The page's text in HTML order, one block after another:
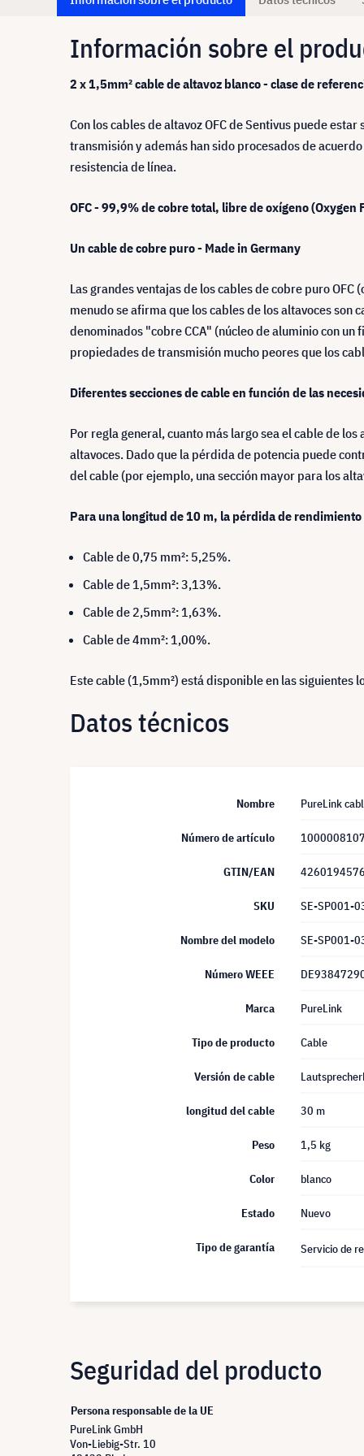
Información sobre el
2 x 1,5mm² cable de altavoz blanco - clase de
Con los cables de altavoz OFC de Sentivus puede
transmisión y además han sido procesados de
resistencia de línea.
OFC - 99,9% de cobre total, libre de oxígeno (Oxygen
Un cable de cobre puro - Made in Germany
Las grandes ventajas de los cables de cobre puro
menudo se afirma que los cables de los altavoces
denominados "cobre CCA" (núcleo de aluminio con
propiedades de transmisión mucho peores que los
Diferentes secciones de cable en función de las
Por regla general, cuanto más largo sea el cable de
altavoces. Dado que la pérdida de potencia puede
del cable (por ejemplo, una sección mayor para los
Para una longitud de 10 m, la pérdida de rendimiento
Cable de 0,75 mm²: 5,25%.
Cable de 1,5mm²: 3,13%.
Cable de 2,5mm²: 1,63%.
Cable de 4mm²: 1,00%.
Este cable (1,5mm²) está disponible en las
Datos técnicos
Nombre PureLink
Número de artículo 1000008107
GTIN/EAN
SKU SE-SP001-
Nombre del modelo SE-SP001-
Número WEEE
Marca PureLink
Tipo de producto Cable
Versión de cable
longitud del cable 30 m
Peso 1,5 kg
Color blanco
Estado Nuevo
Tipo de garantía Servicio de
Seguridad del producto
Persona responsable de la UE
PureLink GmbH
Von-Liebig-Str. 10